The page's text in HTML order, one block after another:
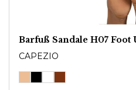
Barfuß Sandale H07 Foot
CAPEZIO